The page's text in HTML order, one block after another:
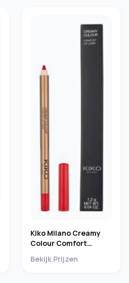
Kiko Milano Creamy
Colour Comfort
Bekijk Prijzen